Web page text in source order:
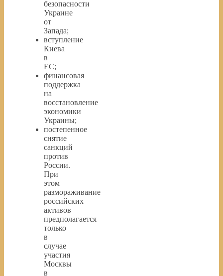
безопасности
Украине
от
Запада;
вступление
Киева
в
ЕС;
финансовая
поддержка
на
восстановление
экономики
Украины;
постепенное
снятие
санкций
против
России.
При
этом
размораживание
российских
активов
предполагается
только
в
случае
участия
Москвы
в